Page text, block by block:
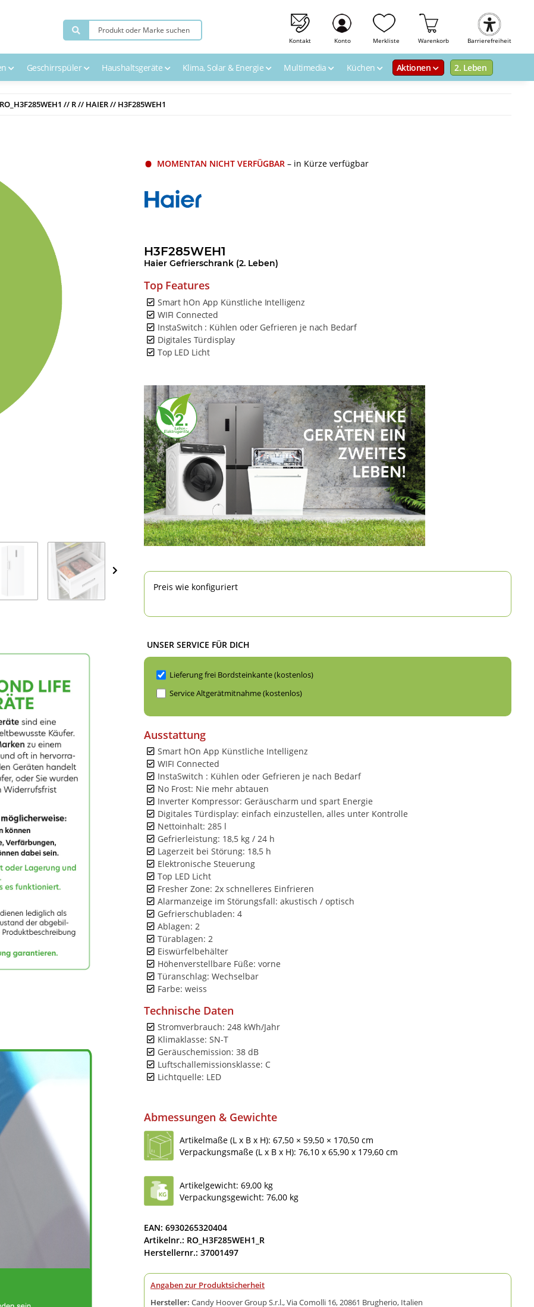
Kontakt Konto Merkliste Warenkorb Barrierefreiheit
Geschirrspüler Haushaltsgeräte Klima, Solar & Energie Multimedia Küchen Aktionen 2. Leben
RO_H3F285WEH1 // R // HAIER // H3F285WEH1
MOMENTAN NICHT VERFÜGBAR – in Kürze verfügbar
H3F285WEH1
Haier Gefrierschrank (2. Leben)
Top Features
Smart hOn App Künstliche Intelligenz
WIFI Connected
InstaSwitch : Kühlen oder Gefrieren je nach Bedarf
Digitales Türdisplay
Top LED Licht
Preis wie konfiguriert
UNSER SERVICE FÜR DICH
Lieferung frei Bordsteinkante (kostenlos)
Service Altgerätmitnahme (kostenlos)
Ausstattung
Smart hOn App Künstliche Intelligenz
WIFI Connected
InstaSwitch : Kühlen oder Gefrieren je nach Bedarf
No Frost: Nie mehr abtauen
Inverter Kompressor: Geräuscharm und spart Energie
Digitales Türdisplay: einfach einzustellen, alles unter Kontrolle
Nettoinhalt: 285 l
Gefrierleistung: 18,5 kg / 24 h
Lagerzeit bei Störung: 18,5 h
Elektronische Steuerung
Top LED Licht
Fresher Zone: 2x schnelleres Einfrieren
Alarmanzeige im Störungsfall: akustisch / optisch
Gefrierschubladen: 4
Ablagen: 2
Türablagen: 2
Eiswürfelbehälter
Höhenverstellbare Füße: vorne
Türanschlag: Wechselbar
Farbe: weiss
Technische Daten
Stromverbrauch: 248 kWh/Jahr
Klimaklasse: SN-T
Geräuschemission: 38 dB
Luftschallemissionsklasse: C
Lichtquelle: LED
Abmessungen & Gewichte
Artikelmaße (L x B x H): 67,50 × 59,50 × 170,50 cm
Verpackungsmaße (L x B x H): 76,10 x 65,90 x 179,60 cm
Artikelgewicht: 69,00 kg
Verpackungsgewicht: 76,00 kg
EAN: 6930265320404
Artikelnr.: RO_H3F285WEH1_R
Herstellernr.: 37001497
Angaben zur Produktsicherheit
Hersteller: Candy Hoover Group S.r.l., Via Comolli 16, 20861 Brugherio, Italien